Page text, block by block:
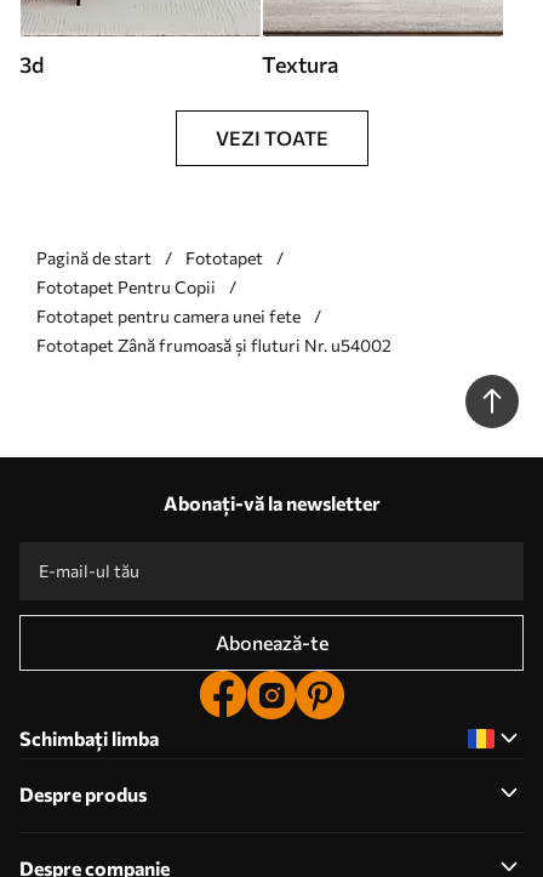
3d Textura
VEZI TOATE
Pagină de start
Fototapet
Fototapet Pentru Copii
Fototapet pentru camera unei fete
Fototapet Zână frumoasă și fluturi Nr. u54002
Abonați-vă la newsletter
Abonează-te
Schimbați limba
Despre produs
Despre companie